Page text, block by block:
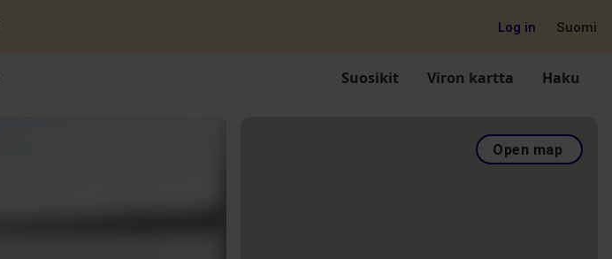
Log in Suomi
Suosikit Viron kartta Haku
Open map